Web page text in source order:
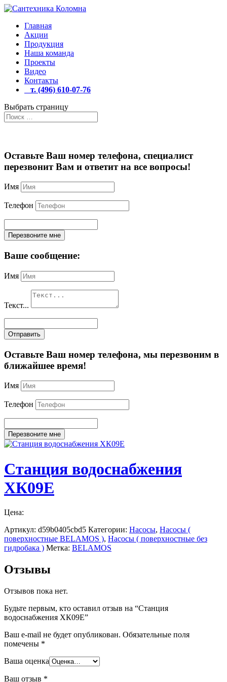
Главная
Акции
Продукция
Наша команда
Проекты
Видео
Контакты
т. (496) 610-07-76
Выбрать страницу
Оставьте Ваш номер телефона, специалист
перезвонит Вам и ответит на все вопросы!
Имя
Телефон
Перезвоните мне
Ваше сообщение:
Имя
Текст...
Отправить
Оставьте Ваш номер телефона, мы перезвоним в
ближайшее время!
Имя
Телефон
Перезвоните мне
Станция водоснабжения
ХК09Е
Цена:
Артикул: d59b0405cbd5 Категории: Насосы, Насосы (
поверхностные BELAMOS ), Насосы ( поверхностные без
гидробака ) Метка: BELAMOS
Отзывы
Отзывов пока нет.
Будьте первым, кто оставил отзыв на “Станция
водоснабжения ХК09Е”
Ваш e-mail не будет опубликован. Обязательные поля
помечены *
Ваша оценка
Ваш отзыв *